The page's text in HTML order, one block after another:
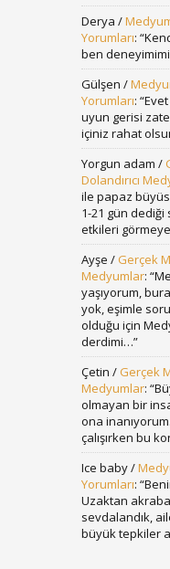
Derya /
Yorumları: “
ben
Gülşen /
Yorumları: “
uyun gerisi
içiniz rahat
Yorgun adam /
Dolandırıcı
ile papaz
1-21 gün
etkileri
Ayşe / Gerçek
Medyumlar: “
yaşıyorum,
yok, eşimle
olduğu için
derdimi…”
Çetin / Gerçek
Medyumlar: “
olmayan bir
ona
çalışırken bu
Ice baby/
Yorumları: “
Uzaktan
sevdalandık,
büyük tepkiler